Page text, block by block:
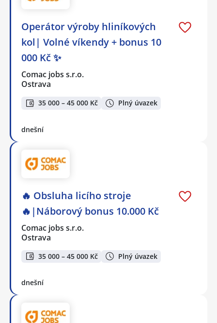
Operátor výroby hliníkových
kol| Volné víkendy + bonus 10
000 Kč ✨
Comac jobs s.r.o.
Ostrava
35 000 – 45 000 Kč Plný úvazek
dnešní
🔥 Obsluha licího stroje
🔥|Náborový bonus 10.000 Kč
Comac jobs s.r.o.
Ostrava
35 000 – 45 000 Kč Plný úvazek
dnešní